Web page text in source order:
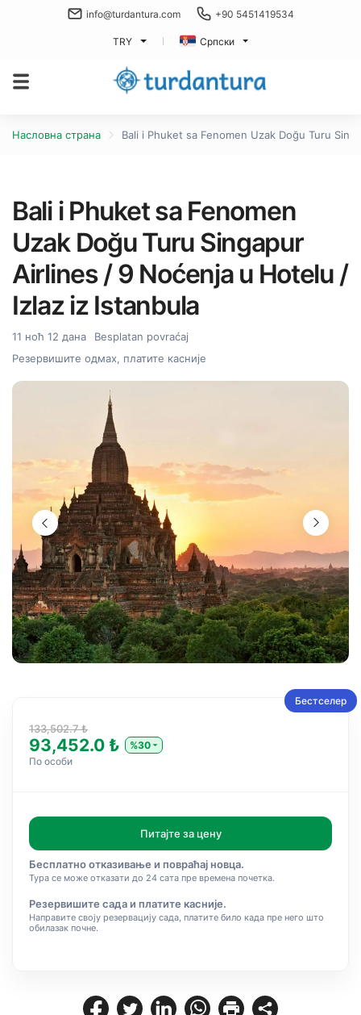
info@turdantura.com +90 5451419534
TRY Српски
Насловна страна Bali i Phuket sa Fenomen Uzak Doğu Turu
Bali i Phuket sa Fenomen
Uzak Doğu Turu Singapur
Airlines / 9 Noćenja u Hotelu /
Izlaz iz Istanbula
11 ноћ 12 дана
Besplatan povraćaj
Резервишите одмах, платите касније
Бестселер
133,502.7 ₺
93,452.0 ₺
%30
По особи
Питајте за цену
Бесплатно отказивање и повраћај новца.
Тура се може отказати до 24 сата пре времена почетка.
Резервишите сада и платите касније.
Направите своју резервацију сада, платите било када пре него што
обилазак почне.